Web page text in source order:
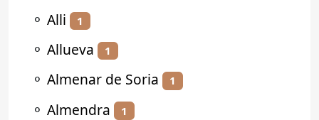
⚬ Alli 1
⚬ Allueva 1
⚬ Almenar de Soria 1
⚬ Almendra 1